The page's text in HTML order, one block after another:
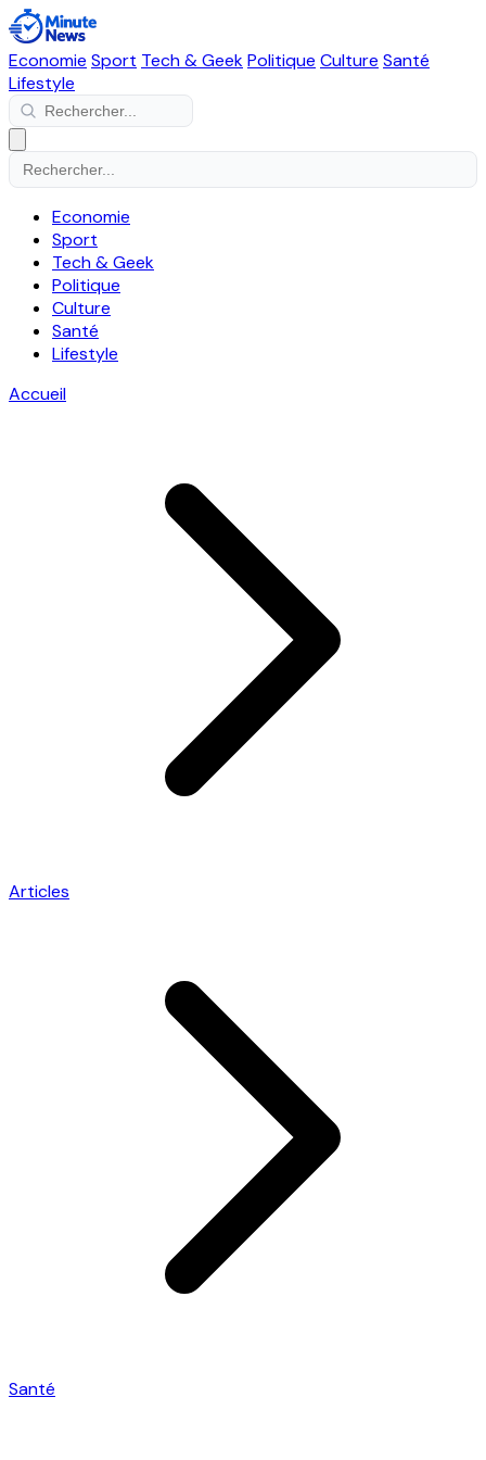
Economie Sport Tech & GeekPolitique Culture Santé
Lifestyle
Economie
Sport
Tech & Geek
Politique
Culture
Santé
Lifestyle
Accueil
Articles
Santé